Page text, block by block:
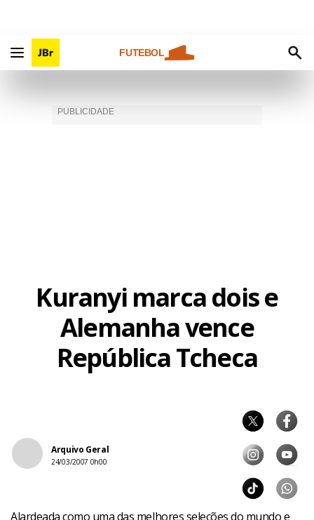
FUTEBOL
Kuranyi marca dois e
Alemanha vence
República Tcheca
Arquivo Geral
24/03/2007 0h00
Alardeada como uma das melhores seleções do mundo e